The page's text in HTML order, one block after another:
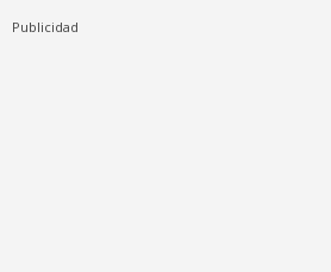
Publicidad